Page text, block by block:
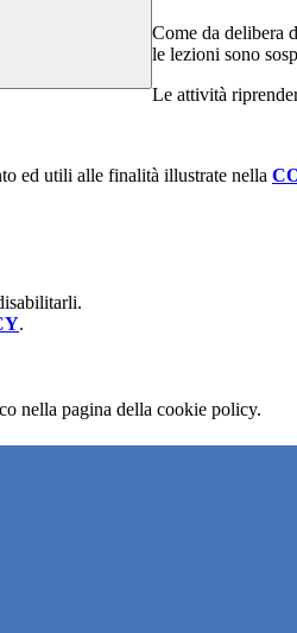
Come da delibera
le lezioni sono
Le attività
ed utili alle finalità illustrate nella
.
nella pagina della cookie policy.